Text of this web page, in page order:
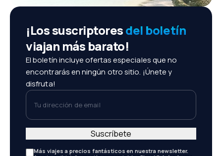
¡Los suscriptoresdel boletín
viajan más barato!
El boletín incluye ofertas especiales que no
encontrarás en ningún otro sitio. ¡Únete y
disfruta!
Tu dirección de email
Más viajes a precios fantásticos en nuestra newsletter.
Suscríbete